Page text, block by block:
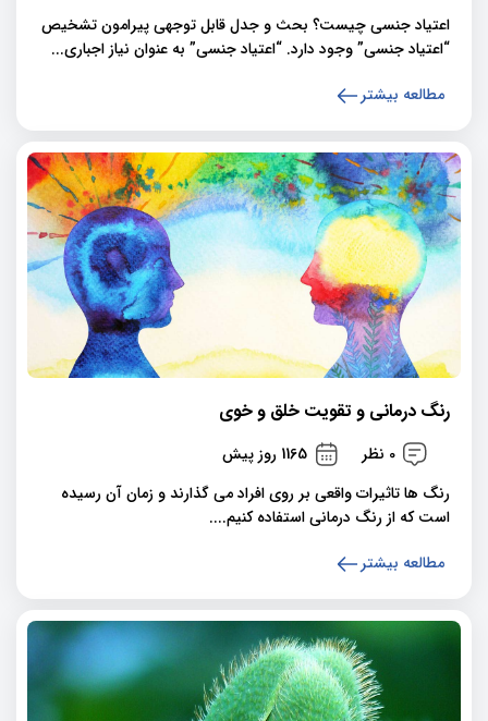
اعتیاد جنسی چیست؟ بحث و جدل قابل توجهی پیرامون تشخیص
“اعتیاد جنسی” وجود دارد. “اعتیاد جنسی” به عنوان نیاز اجباری...
مطالعه بیشتر
رنگ درمانی و تقویت خلق و خوی
0 نظر
1165 روز پیش
رنگ ها تاثیرات واقعی بر روی افراد می گذارند و زمان آن رسیده
است که از رنگ درمانی استفاده کنیم....
مطالعه بیشتر